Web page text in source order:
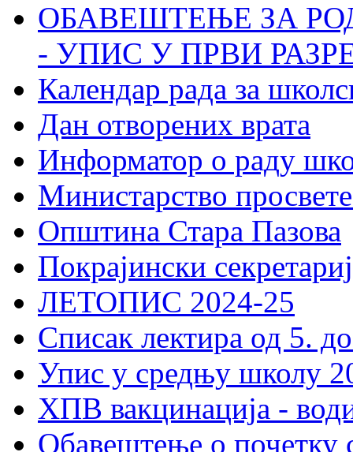
ОБАВЕШТЕЊЕ ЗА
- УПИС У ПРВИ
Календар рада за
Дан отворених врата
Информатор о раду
Министарство
Општина Стара Пазова
Покрајински
ЛЕТОПИС 2024-25
Списак лектира од 5.
Упис у средњу школу
ХПВ вакцинација -
Обавештење о почетку